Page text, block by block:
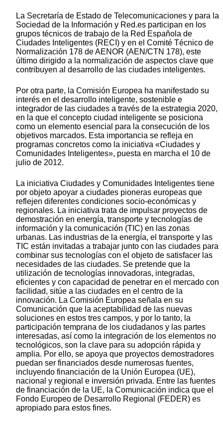
La Secretaría de Estado de Telecomunicaciones y para la
Sociedad de la Información y Red.es participan en los
grupos técnicos de trabajo de la Red Española de
Ciudades Inteligentes (RECI) y en el Comité Técnico de
Normalización 178 de AENOR (AEN/CTN 178), este
último dirigido a la normalización de aspectos clave que
contribuyen al desarrollo de las ciudades inteligentes.
Por otra parte, la Comisión Europea ha manifestado su
interés en el desarrollo inteligente, sostenible e
integrador de las ciudades a través de la estrategia 2020,
en la que el concepto ciudad inteligente se posiciona
como un elemento esencial para la consecución de los
objetivos marcados. Esta importancia se refleja en
programas concretos como la iniciativa «Ciudades y
Comunidades Inteligentes», puesta en marcha el 10 de
julio de 2012.
La iniciativa Ciudades y Comunidades Inteligentes tiene
por objeto apoyar a ciudades pioneras europeas que
reflejen diferentes condiciones socio-económicas y
regionales. La iniciativa trata de impulsar proyectos de
demostración en energía, transporte y tecnologías de
información y la comunicación (TIC) en las zonas
urbanas. Las industrias de la energía, el transporte y las
TIC están invitadas a trabajar junto con las ciudades para
combinar sus tecnologías con el objeto de satisfacer las
necesidades de las ciudades. Se pretende que la
utilización de tecnologías innovadoras, integradas,
eficientes y con capacidad de penetrar en el mercado con
facilidad, sitúe a las ciudades en el centro de la
innovación. La Comisión Europea señala en su
Comunicación que la aceptabilidad de las nuevas
soluciones en estos tres campos, y por lo tanto, la
participación temprana de los ciudadanos y las partes
interesadas, así como la integración de los elementos no
tecnológicos, son la clave para su adopción rápida y
amplia. Por ello, se apoya que proyectos demostradores
puedan ser financiados desde numerosas fuentes,
incluyendo financiación de la Unión Europea (UE),
nacional y regional e inversión privada. Entre las fuentes
de financiación de la UE, la Comunicación indica que el
Fondo Europeo de Desarrollo Regional (FEDER) es
apropiado para estos fines.